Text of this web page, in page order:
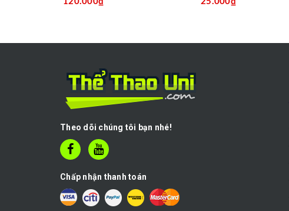
Theo dõi chúng tôi bạn nhé!
Chấp nhận thanh toán